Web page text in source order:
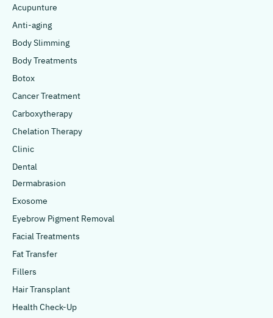
Acupunture
Anti-aging
Body Slimming
Body Treatments
Botox
Cancer Treatment
Carboxytherapy
Chelation Therapy
Clinic
Dental
Dermabrasion
Exosome
Eyebrow Pigment Removal
Facial Treatments
Fat Transfer
Fillers
Hair Transplant
Health Check-Up